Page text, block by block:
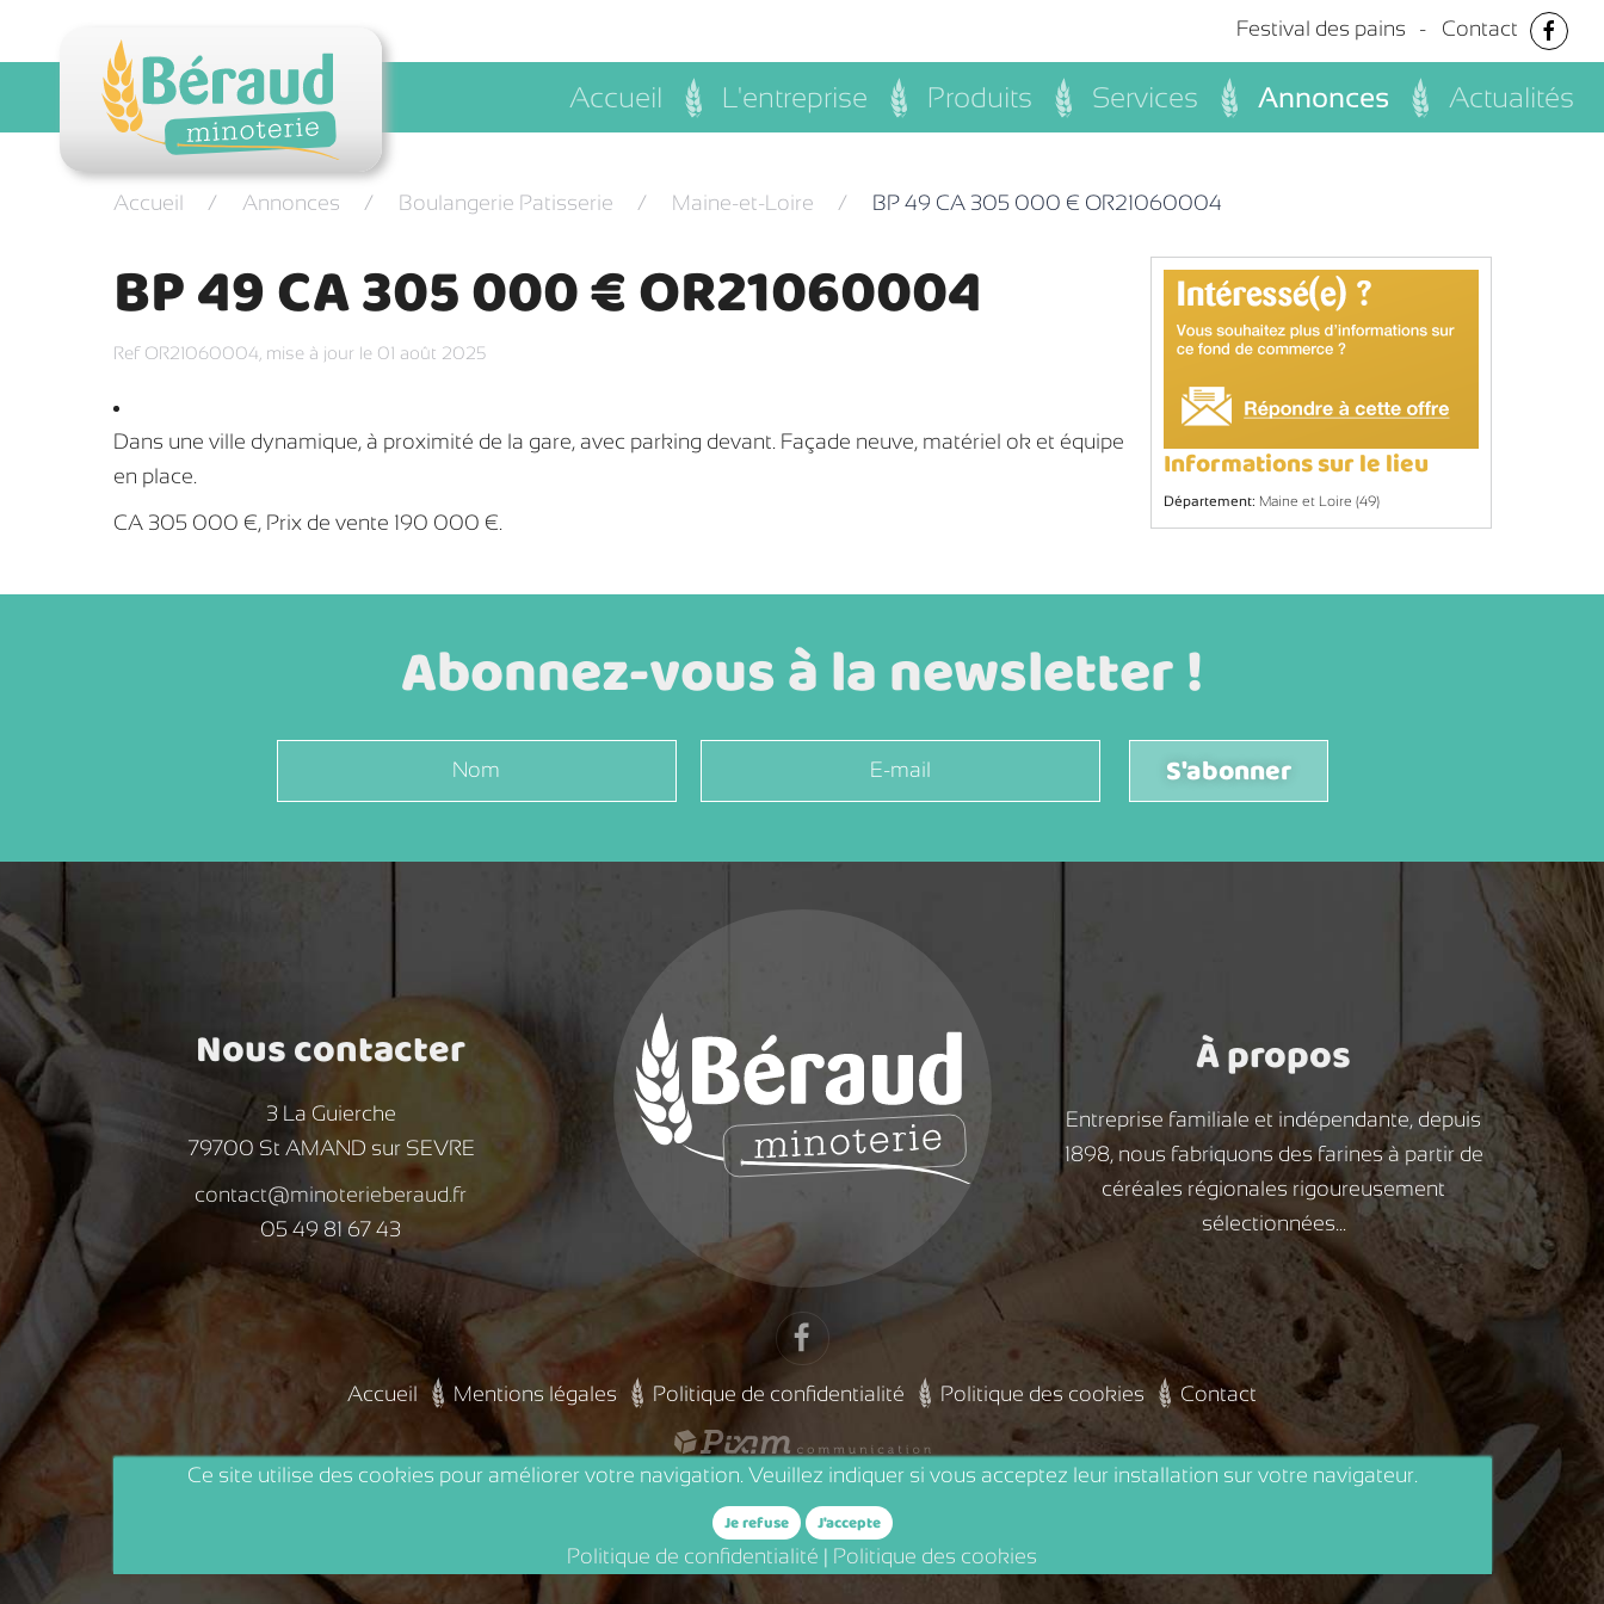
Festival des pains Contact
Accueil L'entreprise Produits Services Annonces Actualités
Accueil Annonces Boulangerie Patisserie Maine-et-Loire BP 49 CA 305 000 € OR21060004
Informations sur le lieu
Département: Maine et Loire (49)
BP 49 CA 305 000 € OR21060004
Ref OR21060004, mise à jour le 01 août 2025
Dans une ville dynamique, à proximité de la gare, avec parking devant. Façade neuve, matériel ok et équipe
en place.
CA 305 000 €, Prix de vente 190 000 €.
Abonnez-vous à la newsletter !
S'abonner
Nous contacter
3 La Guierche
79700 St AMAND sur SEVRE
contact@minoterieberaud.fr
05 49 81 67 43
À propos
Entreprise familiale et indépendante, depuis
1898, nous fabriquons des farines à partir de
céréales régionales rigoureusement
sélectionnées...
Accueil Mentions légales Politique de confidentialité Politique des cookies Contact
Ce site utilise des cookies pour améliorer votre navigation. Veuillez indiquer si vous acceptez leur installation sur votre navigateur.
Je refuse J'accepte
Politique de confidentialité | Politique des cookies